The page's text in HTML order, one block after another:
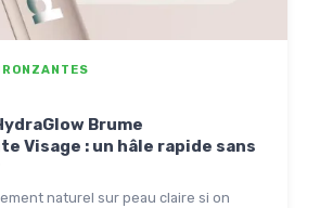
Brume
Visage : un hâle rapide sans
naturel sur peau claire si on